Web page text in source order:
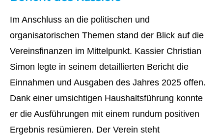
Im Anschluss an die politischen und
organisatorischen Themen stand der Blick auf die
Vereinsfinanzen im Mittelpunkt. Kassier Christian
Simon legte in seinem detaillierten Bericht die
Einnahmen und Ausgaben des Jahres 2025 offen.
Dank einer umsichtigen Haushaltsführung konnte
er die Ausführungen mit einem rundum positiven
Ergebnis resümieren. Der Verein steht